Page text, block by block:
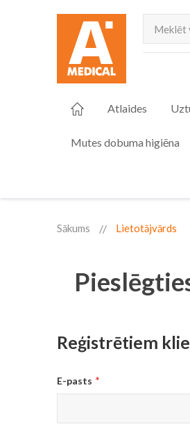
Atlaides
Mutes dobuma higiēna
Sākums Lietotājvārds
Reģistrētiem
E-pasts